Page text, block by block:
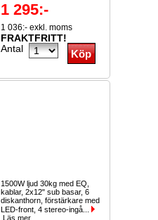
1 295:-
1 036:- exkl. moms
FRAKTFRITT!
Antal
1500W ljud 30kg med EQ,
kablar, 2x12" sub basar, 6
diskanthorn, förstärkare med
LED-front, 4 stereo-ingå...
Läs mer